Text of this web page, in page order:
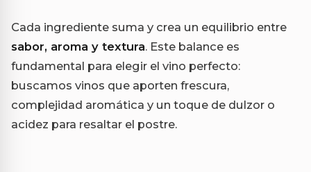
Cada ingrediente suma y crea un equilibrio entre
sabor, aroma y textura. Este balance es
fundamental para elegir el vino perfecto:
buscamos vinos que aporten frescura,
complejidad aromática y un toque de dulzor o
acidez para resaltar el postre.